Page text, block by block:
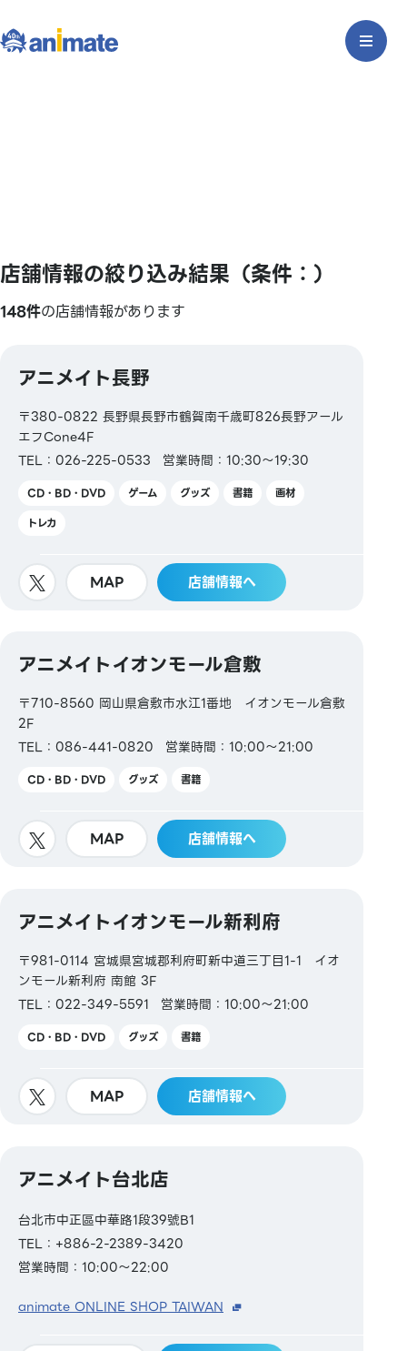
店舗情報の絞り込み結果（条件：）
148件の店舗情報があります
アニメイト長野
〒380-0822 長野県長野市鶴賀南千歳町826長野アール
エフCone4F
TEL：026-225-0533
営業時間：10:30～19:30
CD・BD・DVD ゲーム グッズ 書籍
画材
トレカ
MAP 店舗情報へ
アニメイトイオンモール倉敷
〒710-8560 岡山県倉敷市水江1番地 イオンモール倉敷
2F
TEL：086-441-0820
営業時間：10:00～21:00
CD・BD・DVD グッズ 書籍
MAP 店舗情報へ
アニメイトイオンモール新利府
〒981-0114 宮城県宮城郡利府町新中道三丁目1-1 イオ
ンモール新利府 南館 3F
TEL：022-349-5591
営業時間：10:00～21:00
CD・BD・DVD グッズ 書籍
MAP 店舗情報へ
アニメイト台北店
台北市中正區中華路1段39號B1
TEL：+886-2-2389-3420
営業時間：10:00～22:00
animate ONLINE SHOP TAIWAN